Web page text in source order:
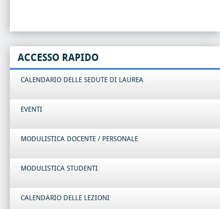
ACCESSO RAPIDO
CALENDARIO DELLE SEDUTE DI LAUREA
EVENTI
MODULISTICA DOCENTE / PERSONALE
MODULISTICA STUDENTI
CALENDARIO DELLE LEZIONI